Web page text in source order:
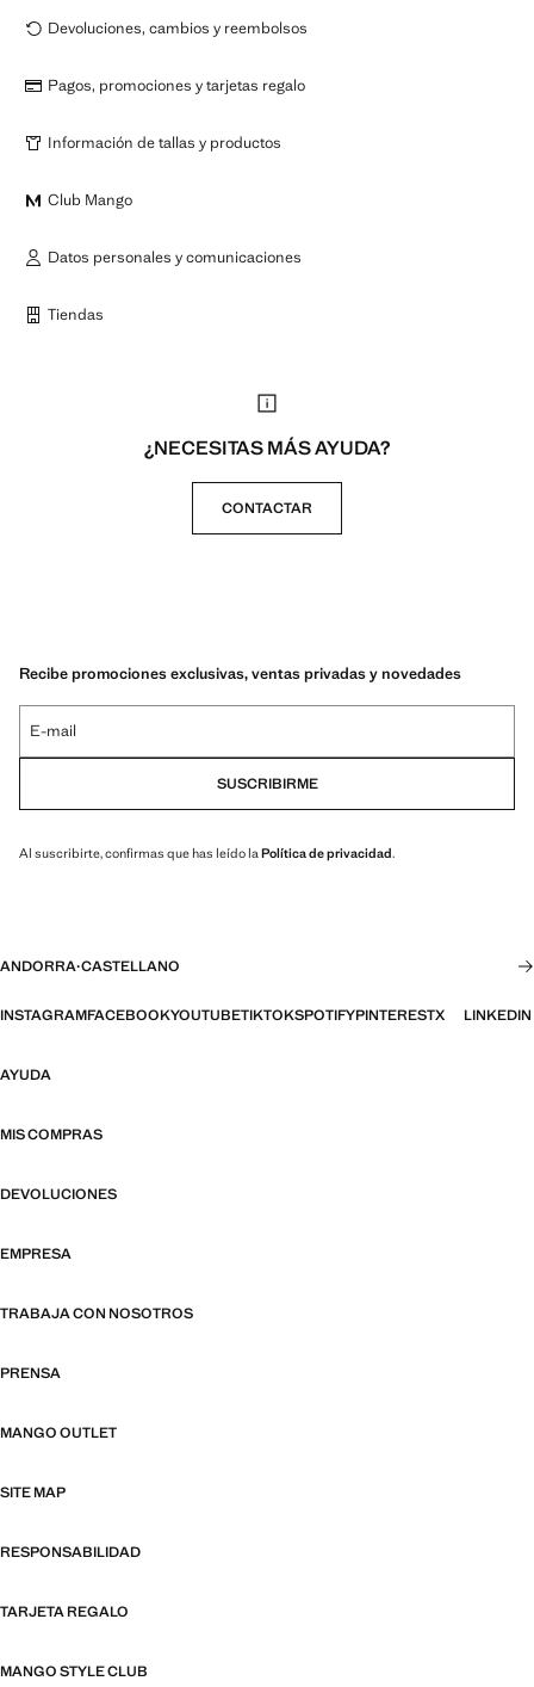
Devoluciones, cambios y reembolsos
Pagos, promociones y tarjetas regalo
Información de tallas y productos
Club Mango
Datos personales y comunicaciones
Tiendas
¿NECESITAS MÁS AYUDA?
CONTACTAR
Recibe promociones exclusivas, ventas privadas y novedades
E-mail
SUSCRIBIRME
Al suscribirte, confirmas que has leído la Política de privacidad.
ANDORRA·CASTELLANO
INSTAGRAMFACEBOOKYOUTUBETIKTOKSPOTIFYPINTERESTX LINKEDIN
AYUDA
MIS COMPRAS
DEVOLUCIONES
EMPRESA
TRABAJA CON NOSOTROS
PRENSA
MANGO OUTLET
SITE MAP
RESPONSABILIDAD
TARJETA REGALO
MANGO STYLE CLUB